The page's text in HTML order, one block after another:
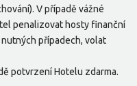
V případě vážné
penalizovat hosty finanční
nutných případech, volat
potvrzení Hotelu zdarma.